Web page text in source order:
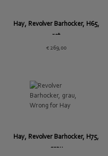
Hay, Revolver Barhocker, H65,
rot
€ 269,00
Hay, Revolver Barhocker, H75,
grau